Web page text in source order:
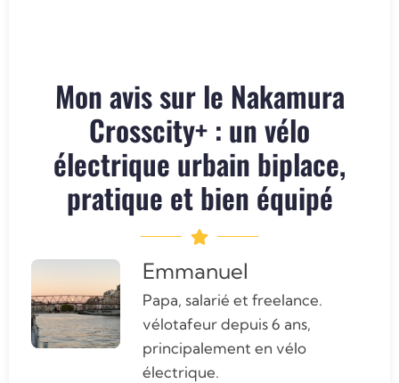
Mon avis sur le Nakamura
Crosscity+ : un vélo
électrique urbain biplace,
pratique et bien équipé
Emmanuel
Papa, salarié et freelance.
vélotafeur depuis 6 ans,
principalement en vélo
électrique.